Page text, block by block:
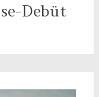
Debüt